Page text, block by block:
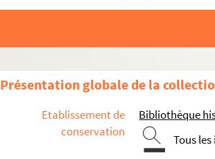
Présentation globale de la
Etablissement de
conservation
Bibliothèque
Tous
D
F